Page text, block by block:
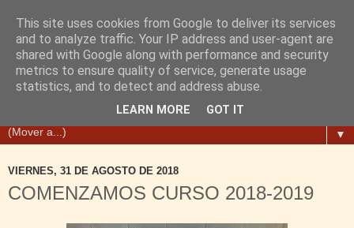
▼
VIERNES, 31 DE AGOSTO DE 2018
COMENZAMOS CURSO 2018-2019
This site uses cookies from Google to deliver its services
and to analyze traffic. Your IP address and user-agent are
shared with Google along with performance and security
metrics to ensure quality of service, generate usage
statistics, and to detect and address abuse.
LEARN MORE GOT IT